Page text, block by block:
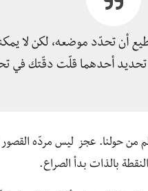
أن تحدّد موضعه، لكن لا
أحدهما قلّت دقّتك في
من حولنا. عجز ليس مردّه
بالذات بدأ الصراع.